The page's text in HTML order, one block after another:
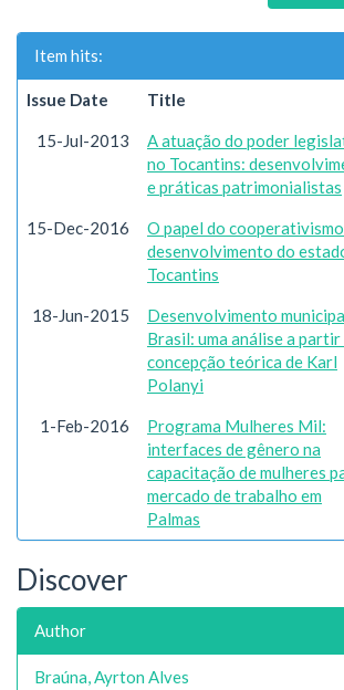
Item hits:
Issue Date Title
15-Jul-2013
A atuação do poder
no Tocantins:
e práticas patrimonialistas
15-Dec-2016
O papel do
desenvolvimento do
Tocantins
18-Jun-2015
Desenvolvimento
Brasil: uma análise a partir
concepção teórica de Karl
Polanyi
1-Feb-2016
Programa Mulheres Mil:
interfaces de gênero na
capacitação de mulheres
mercado de trabalho em
Palmas
Discover
Author
Braúna, Ayrton Alves